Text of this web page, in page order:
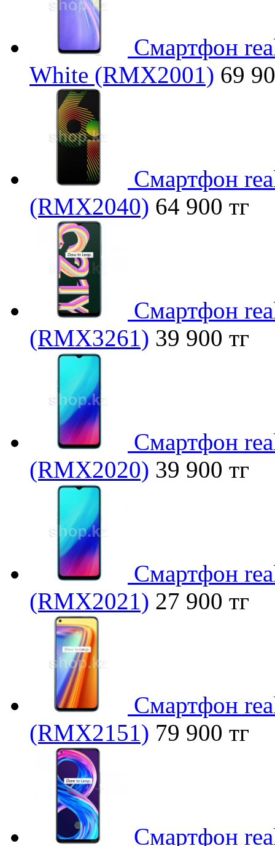
Смартфон
White (RMX2001) 69
Смартфон
(RMX2040) 64 900 тг
Смартфон
(RMX3261) 39 900 тг
Смартфон
(RMX2020) 39 900 тг
Смартфон
(RMX2021) 27 900 тг
Смартфон
(RMX2151) 79 900 тг
Смартфон